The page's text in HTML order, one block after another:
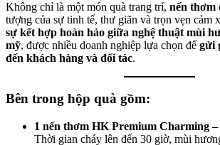
Không chỉ là một món quà trang trí, nến thơm
tượng của sự tinh tế, thư giãn và trọn vẹn cảm
sự kết hợp hoàn hảo giữa nghệ thuật mùi
mỹ, được nhiều doanh nghiệp lựa chọn để gửi
đến khách hàng và đối tác.
Bên trong hộp quà gồm:
1 nến thơm HK Premium Charming –
Thời gian cháy lên đến 30 giờ, mùi